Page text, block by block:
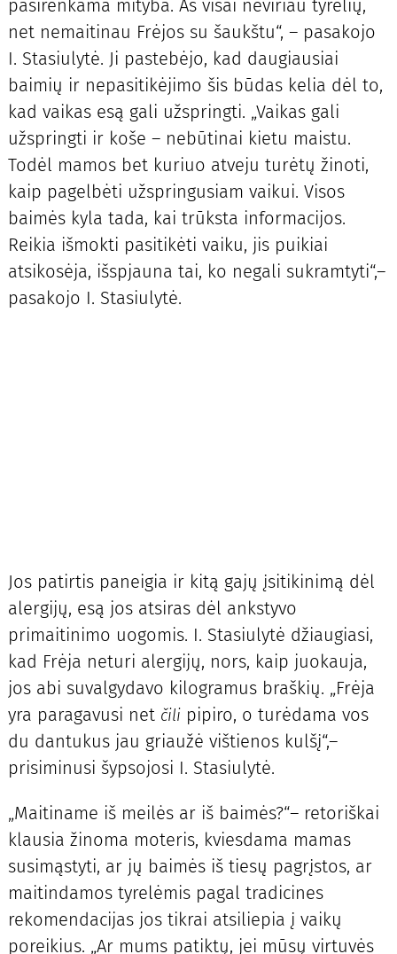
pasirenkama mityba. Aš visai neviriau tyrelių,
net nemaitinau Frėjos su šaukštu“, – pasakojo
I. Stasiulytė. Ji pastebėjo, kad daugiausiai
baimių ir nepasitikėjimo šis būdas kelia dėl to,
kad vaikas esą gali užspringti. „Vaikas gali
užspringti ir koše – nebūtinai kietu maistu.
Todėl mamos bet kuriuo atveju turėtų žinoti,
kaip pagelbėti užspringusiam vaikui. Visos
baimės kyla tada, kai trūksta informacijos.
Reikia išmokti pasitikėti vaiku, jis puikiai
atsikosėja, išspjauna tai, ko negali sukramtyti“,–
pasakojo I. Stasiulytė.
Jos patirtis paneigia ir kitą gajų įsitikinimą dėl
alergijų, esą jos atsiras dėl ankstyvo
primaitinimo uogomis. I. Stasiulytė džiaugiasi,
kad Frėja neturi alergijų, nors, kaip juokauja,
jos abi suvalgydavo kilogramus braškių. „Frėja
yra paragavusi net čilipipiro, o turėdama vos
du dantukus jau griaužė vištienos kulšį“,–
prisiminusi šypsojosi I. Stasiulytė.
„Maitiname iš meilės ar iš baimės?“– retoriškai
klausia žinoma moteris, kviesdama mamas
susimąstyti, ar jų baimės iš tiesų pagrįstos, ar
maitindamos tyrelėmis pagal tradicines
rekomendacijas jos tikrai atsiliepia į vaikų
poreikius. „Ar mums patiktų, jei mūsų virtuvės